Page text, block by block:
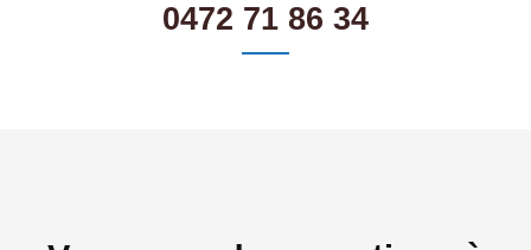
0472 71 86 34